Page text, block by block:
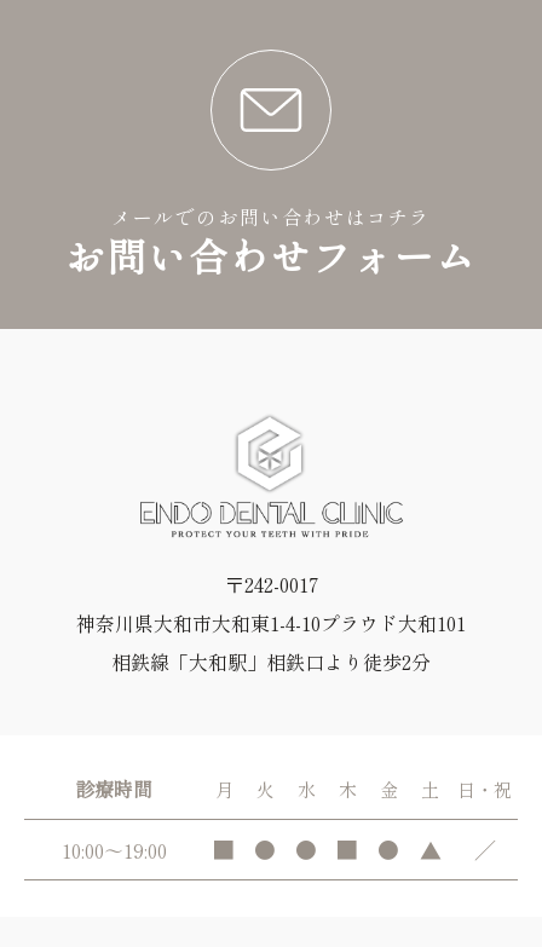
メールでのお問い合わせはコチラ
お問い合わせフォーム
〒242-0017
神奈川県大和市大和東1-4-10プラウド大和101
相鉄線「大和駅」相鉄口より徒歩2分
診療時間 月 火 水 木 金 土 日・祝
10:00～19:00 ■ ● ● ■ ● ▲ ／